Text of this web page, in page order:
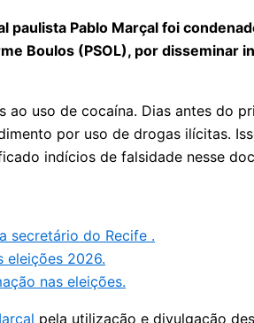
Pablo Marçal foi
Boulos (PSOL), por
ao uso de cocaína. Dias antes do
por uso de drogas ilícitas.
indícios de falsidade nesse
secretário do Recife .
eleições 2026.
nas eleições.
pela utilização e divulgação